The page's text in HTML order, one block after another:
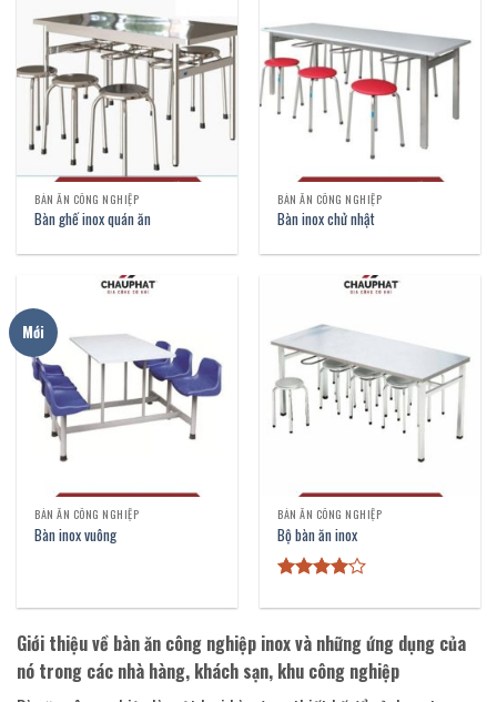
BÀN ĂN CÔNG NGHIỆP
Bàn ghế inox quán ăn
BÀN ĂN CÔNG NGHIỆP
Bàn inox chử nhật
Mới
BÀN ĂN CÔNG NGHIỆP
Bàn inox vuông
BÀN ĂN CÔNG NGHIỆP
Bộ bàn ăn inox
xếp hạng
Giới thiệu về bàn ăn công nghiệp inox và những ứng dụng của
nó trong các nhà hàng, khách sạn, khu công nghiệp